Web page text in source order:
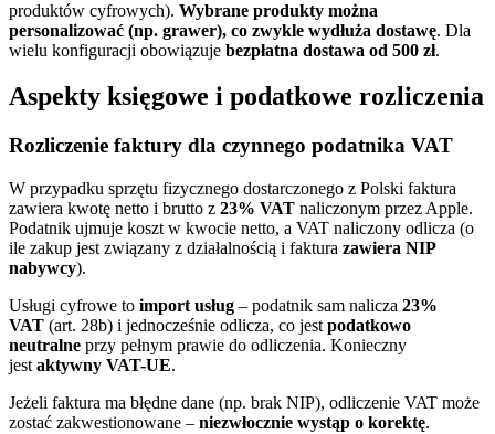
produktów cyfrowych). Wybrane produkty można
personalizować (np. grawer), co zwykle wydłuża dostawę. Dla
wielu konfiguracji obowiązuje bezpłatna dostawa od 500 zł.
Aspekty księgowe i podatkowe rozliczenia
Rozliczenie faktury dla czynnego podatnika VAT
W przypadku sprzętu fizycznego dostarczonego z Polski faktura
zawiera kwotę netto i brutto z 23% VAT naliczonym przez Apple.
Podatnik ujmuje koszt w kwocie netto, a VAT naliczony odlicza (o
ile zakup jest związany z działalnością i faktura zawiera NIP
nabywcy).
Usługi cyfrowe to import usług – podatnik sam nalicza 23%
VAT (art. 28b) i jednocześnie odlicza, co jest podatkowo
neutralne przy pełnym prawie do odliczenia. Konieczny
jest aktywny VAT-UE.
Jeżeli faktura ma błędne dane (np. brak NIP), odliczenie VAT może
zostać zakwestionowane – niezwłocznie wystąp o korektę.